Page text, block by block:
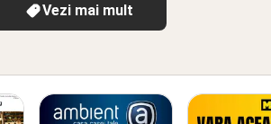
Vezi mai mult